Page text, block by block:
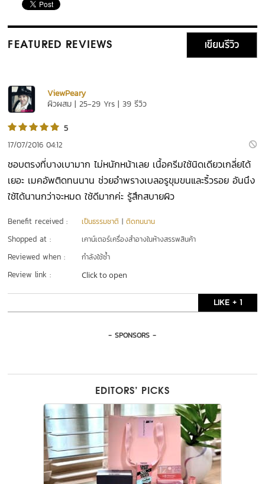
FEATURED REVIEWS เขียนรีวิว
ViewPeary
ผิวผสม | 25-29 Yrs | 39 รีวิว
5
17/07/2016 04:12
ชอบตรงที่บางเบามาก ไม่หนักหน้าเลย เนื้อครีมใช้นิดเดียวเกลี่ยได้
เยอะ เมคอัพติดทนนาน ช่วยอำพรางเบลอรูขุมขนและริ้วรอย อันนึง
ใช้ได้นานกว่าจะหมด ใช้ดีมากค่ะ รู้สึกสบายผิว
Benefit received : เป็นธรรมชาติ |ติดทนนาน
Shopped at : เคาน์เตอร์เครื่องสำอางในห้างสรรพสินค้า
Reviewed when : กำลังใช้ซ้ำ
Review link : Click to open
LIKE + 1
- SPONSORS -
EDITORS’ PICKS